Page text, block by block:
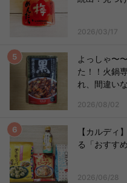
2026/03/17
よっしゃ〜
た！！火鍋
れ、間違い
2026/08/02
【カルディ
る「おすす
2026/06/28